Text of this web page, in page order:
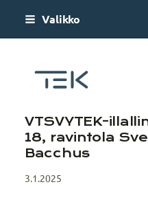
Siirry
Valikko
VTSVYTEK-
18, ravintola
Bacchus
3.1.2025